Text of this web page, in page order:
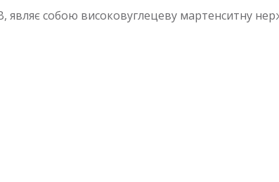
являє собою високовуглецеву мартенситну